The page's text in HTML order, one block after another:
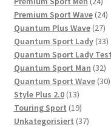
Premium Sport Wave 2424
Quantum Plus Wave 2727
Quantum Sport Lady 3333
Quantum Sport Lady Test
Quantum Sport Man 3232
Quantum Sport Wave 3030
Style Plus 2.0 1313
Produkte
Touring Sport 1919
Produkte
Unkategorisiert 3737